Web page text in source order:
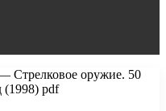
Стрелковое оружие. 50
(1998) pdf